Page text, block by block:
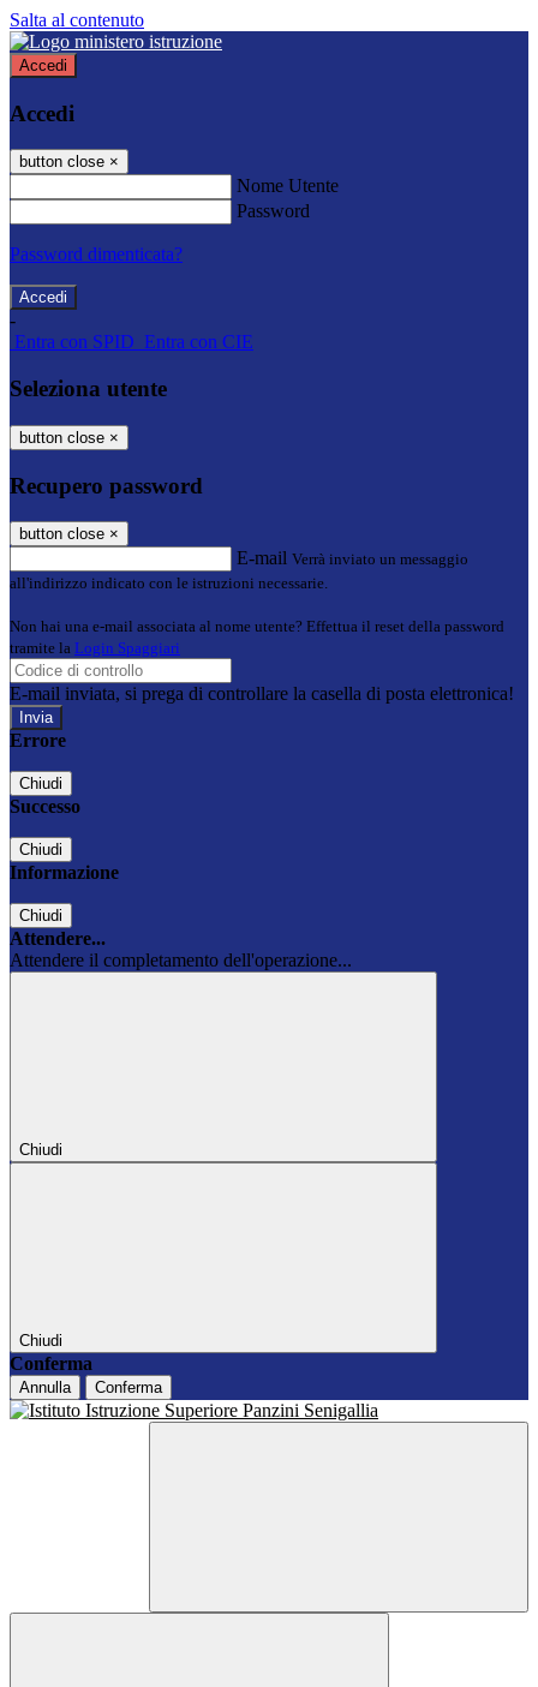
Salta al contenuto
Accedi
Accedi
button close ×
Nome Utente
Password
Password dimenticata?
-
Entra con SPID Entra con CIE
Seleziona utente
button close ×
Recupero password
button close ×
E-mail Verrà inviato un messaggio
all'indirizzo indicato con le istruzioni necessarie.
Non hai una e-mail associata al nome utente? Effettua il reset della password
tramite la Login Spaggiari
E-mail inviata, si prega di controllare la casella di posta elettronica!
Errore
Chiudi
Successo
Chiudi
Informazione
Chiudi
Attendere...
Attendere il completamento dell'operazione...
Chiudi
Chiudi
Conferma
Annulla Conferma